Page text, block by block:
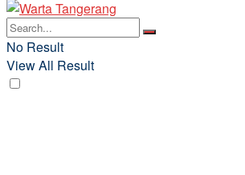
No Result
View All Result